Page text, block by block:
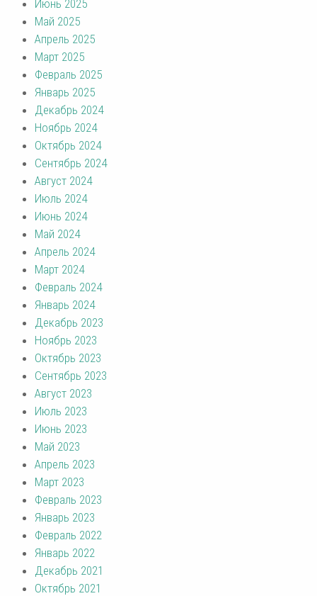
Июнь 2025
Май 2025
Апрель 2025
Март 2025
Февраль 2025
Январь 2025
Декабрь 2024
Ноябрь 2024
Октябрь 2024
Сентябрь 2024
Август 2024
Июль 2024
Июнь 2024
Май 2024
Апрель 2024
Март 2024
Февраль 2024
Январь 2024
Декабрь 2023
Ноябрь 2023
Октябрь 2023
Сентябрь 2023
Август 2023
Июль 2023
Июнь 2023
Май 2023
Апрель 2023
Март 2023
Февраль 2023
Январь 2023
Февраль 2022
Январь 2022
Декабрь 2021
Октябрь 2021